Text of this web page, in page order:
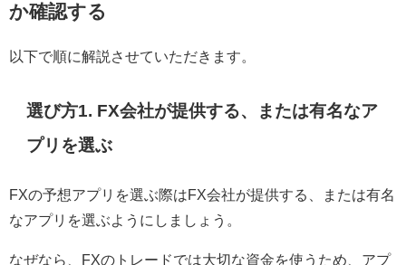
か確認する
以下で順に解説させていただきます。
選び方1. FX会社が提供する、または有名なア
プリを選ぶ
FXの予想アプリを選ぶ際はFX会社が提供する、または有名
なアプリを選ぶようにしましょう。
なぜなら、FXのトレードでは大切な資金を使うため、アプ